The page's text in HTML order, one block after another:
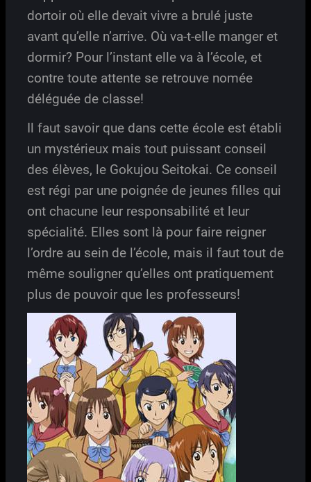
dortoir où elle devait vivre a brulé juste
avant qu’elle n’arrive. Où va-t-elle manger et
dormir? Pour l’instant elle va à l’école, et
contre toute attente se retrouve nomée
déléguée de classe!
Il faut savoir que dans cette école est établi
un mystérieux mais tout puissant conseil
des élèves, le Gokujou Seitokai. Ce conseil
est régi par une poignée de jeunes filles qui
ont chacune leur responsabilité et leur
spécialité. Elles sont là pour faire reigner
l’ordre au sein de l’école, mais il faut tout de
même souligner qu’elles ont pratiquement
plus de pouvoir que les professeurs!